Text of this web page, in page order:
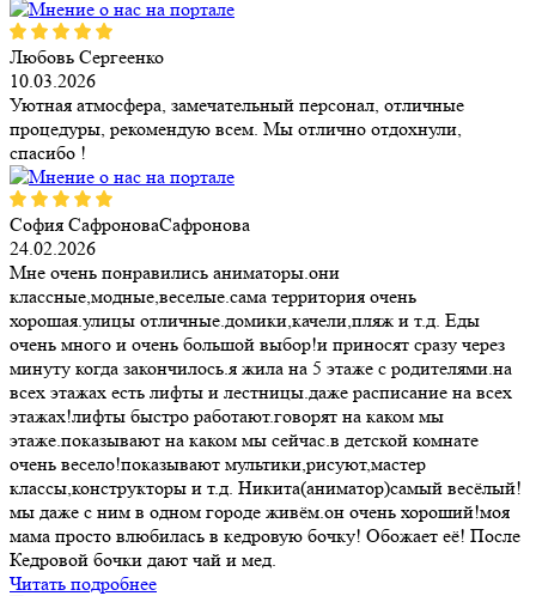
Любовь Сергеенко
10.03.2026
Уютная атмосфера, замечательный персонал, отличные
процедуры, рекомендую всем. Мы отлично отдохнули,
спасибо !
София СафроноваСафронова
24.02.2026
Мне очень понравились аниматоры.они
классные,модные,веселые.сама территория очень
хорошая.улицы отличные.домики,качели,пляж и т.д. Еды
очень много и очень большой выбор!и приносят сразу через
минуту когда закончилось.я жила на 5 этаже с родителями.на
всех этажах есть лифты и лестницы.даже расписание на всех
этажах!лифты быстро работают.говорят на каком мы
этаже.показывают на каком мы сейчас.в детской комнате
очень весело!показывают мультики,рисуют,мастер
классы,конструкторы и т.д. Никита(аниматор)самый весёлый!
мы даже с ним в одном городе живём.он очень хороший!моя
мама просто влюбилась в кедровую бочку! Обожает её! После
Кедровой бочки дают чай и мед.
Читать подробнее